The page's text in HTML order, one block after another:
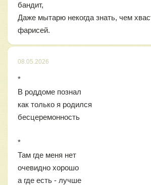
бандит,
Даже мытарю некогда знать, чем
фарисей.
08.05.2026
*
В роддоме познал
как только я родился
бесцеремонность
*
Там где меня нет
очевидно хорошо
а где есть - лучше